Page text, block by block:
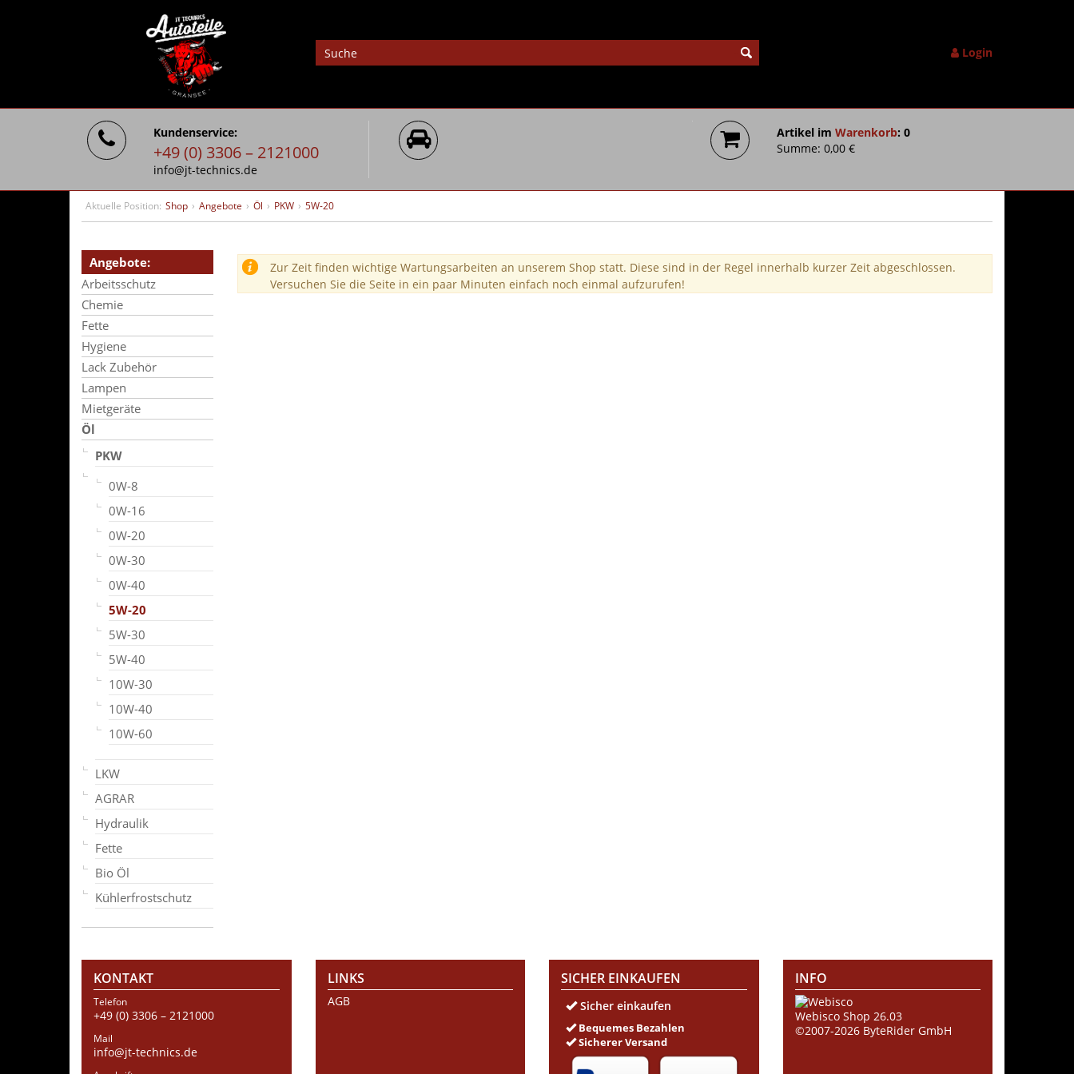
Login
Kundenservice:
+49 (0) 3306 – 2121000
info@jt-technics.de
Artikel im Warenkorb: 0
Summe: 0,00 €
Aktuelle Position: Shop › Angebote › Öl › PKW › 5W-20
Angebote:
Arbeitsschutz
Chemie
Fette
Hygiene
Lack Zubehör
Lampen
Mietgeräte
Öl
PKW
0W-8
0W-16
0W-20
0W-30
0W-40
5W-20
5W-30
5W-40
10W-30
10W-40
10W-60
LKW
AGRAR
Hydraulik
Fette
Bio Öl
Kühlerfrostschutz
Zur Zeit finden wichtige Wartungsarbeiten an unserem Shop statt. Diese sind in der Regel innerhalb kurzer Zeit abgeschlossen.
Versuchen Sie die Seite in ein paar Minuten einfach noch einmal aufzurufen!
KONTAKT
Telefon
+49 (0) 3306 – 2121000
Mail
info@jt-technics.de
LINKS
AGB
SICHER EINKAUFEN
Sicher einkaufen
Bequemes Bezahlen
Sicherer Versand
INFO
Webisco Shop 26.03
©2007-2026 ByteRider GmbH